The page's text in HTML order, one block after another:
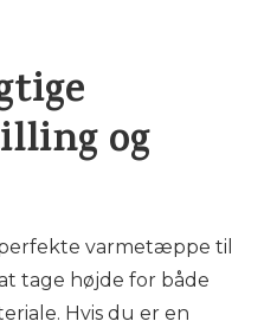
og
varmetæppe til
tage højde for både
Hvis du er en